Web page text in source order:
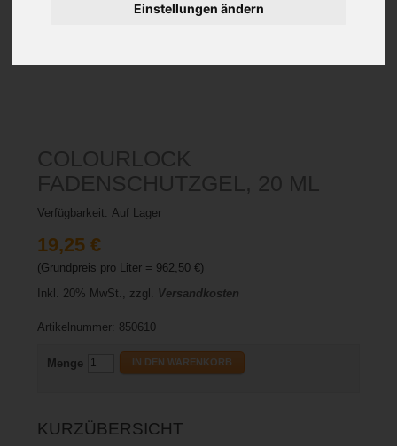
Einstellungen ändern
COLOURLOCK
FADENSCHUTZGEL, 20 ML
Verfügbarkeit: Auf Lager
19,25 €
(Grundpreis pro Liter = 962,50€)
Inkl. 20% MwSt., zzgl. Versandkosten
Artikelnummer: 850610
Menge IN DEN WARENKORB
KURZÜBERSICHT